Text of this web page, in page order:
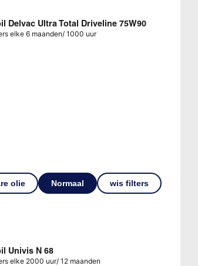
Delvac Ultra Total Driveline 75W90
elke 6 maanden/ 1000 uur
olie Normaal wis filters
Univis N 68
elke 2000 uur/ 12 maanden